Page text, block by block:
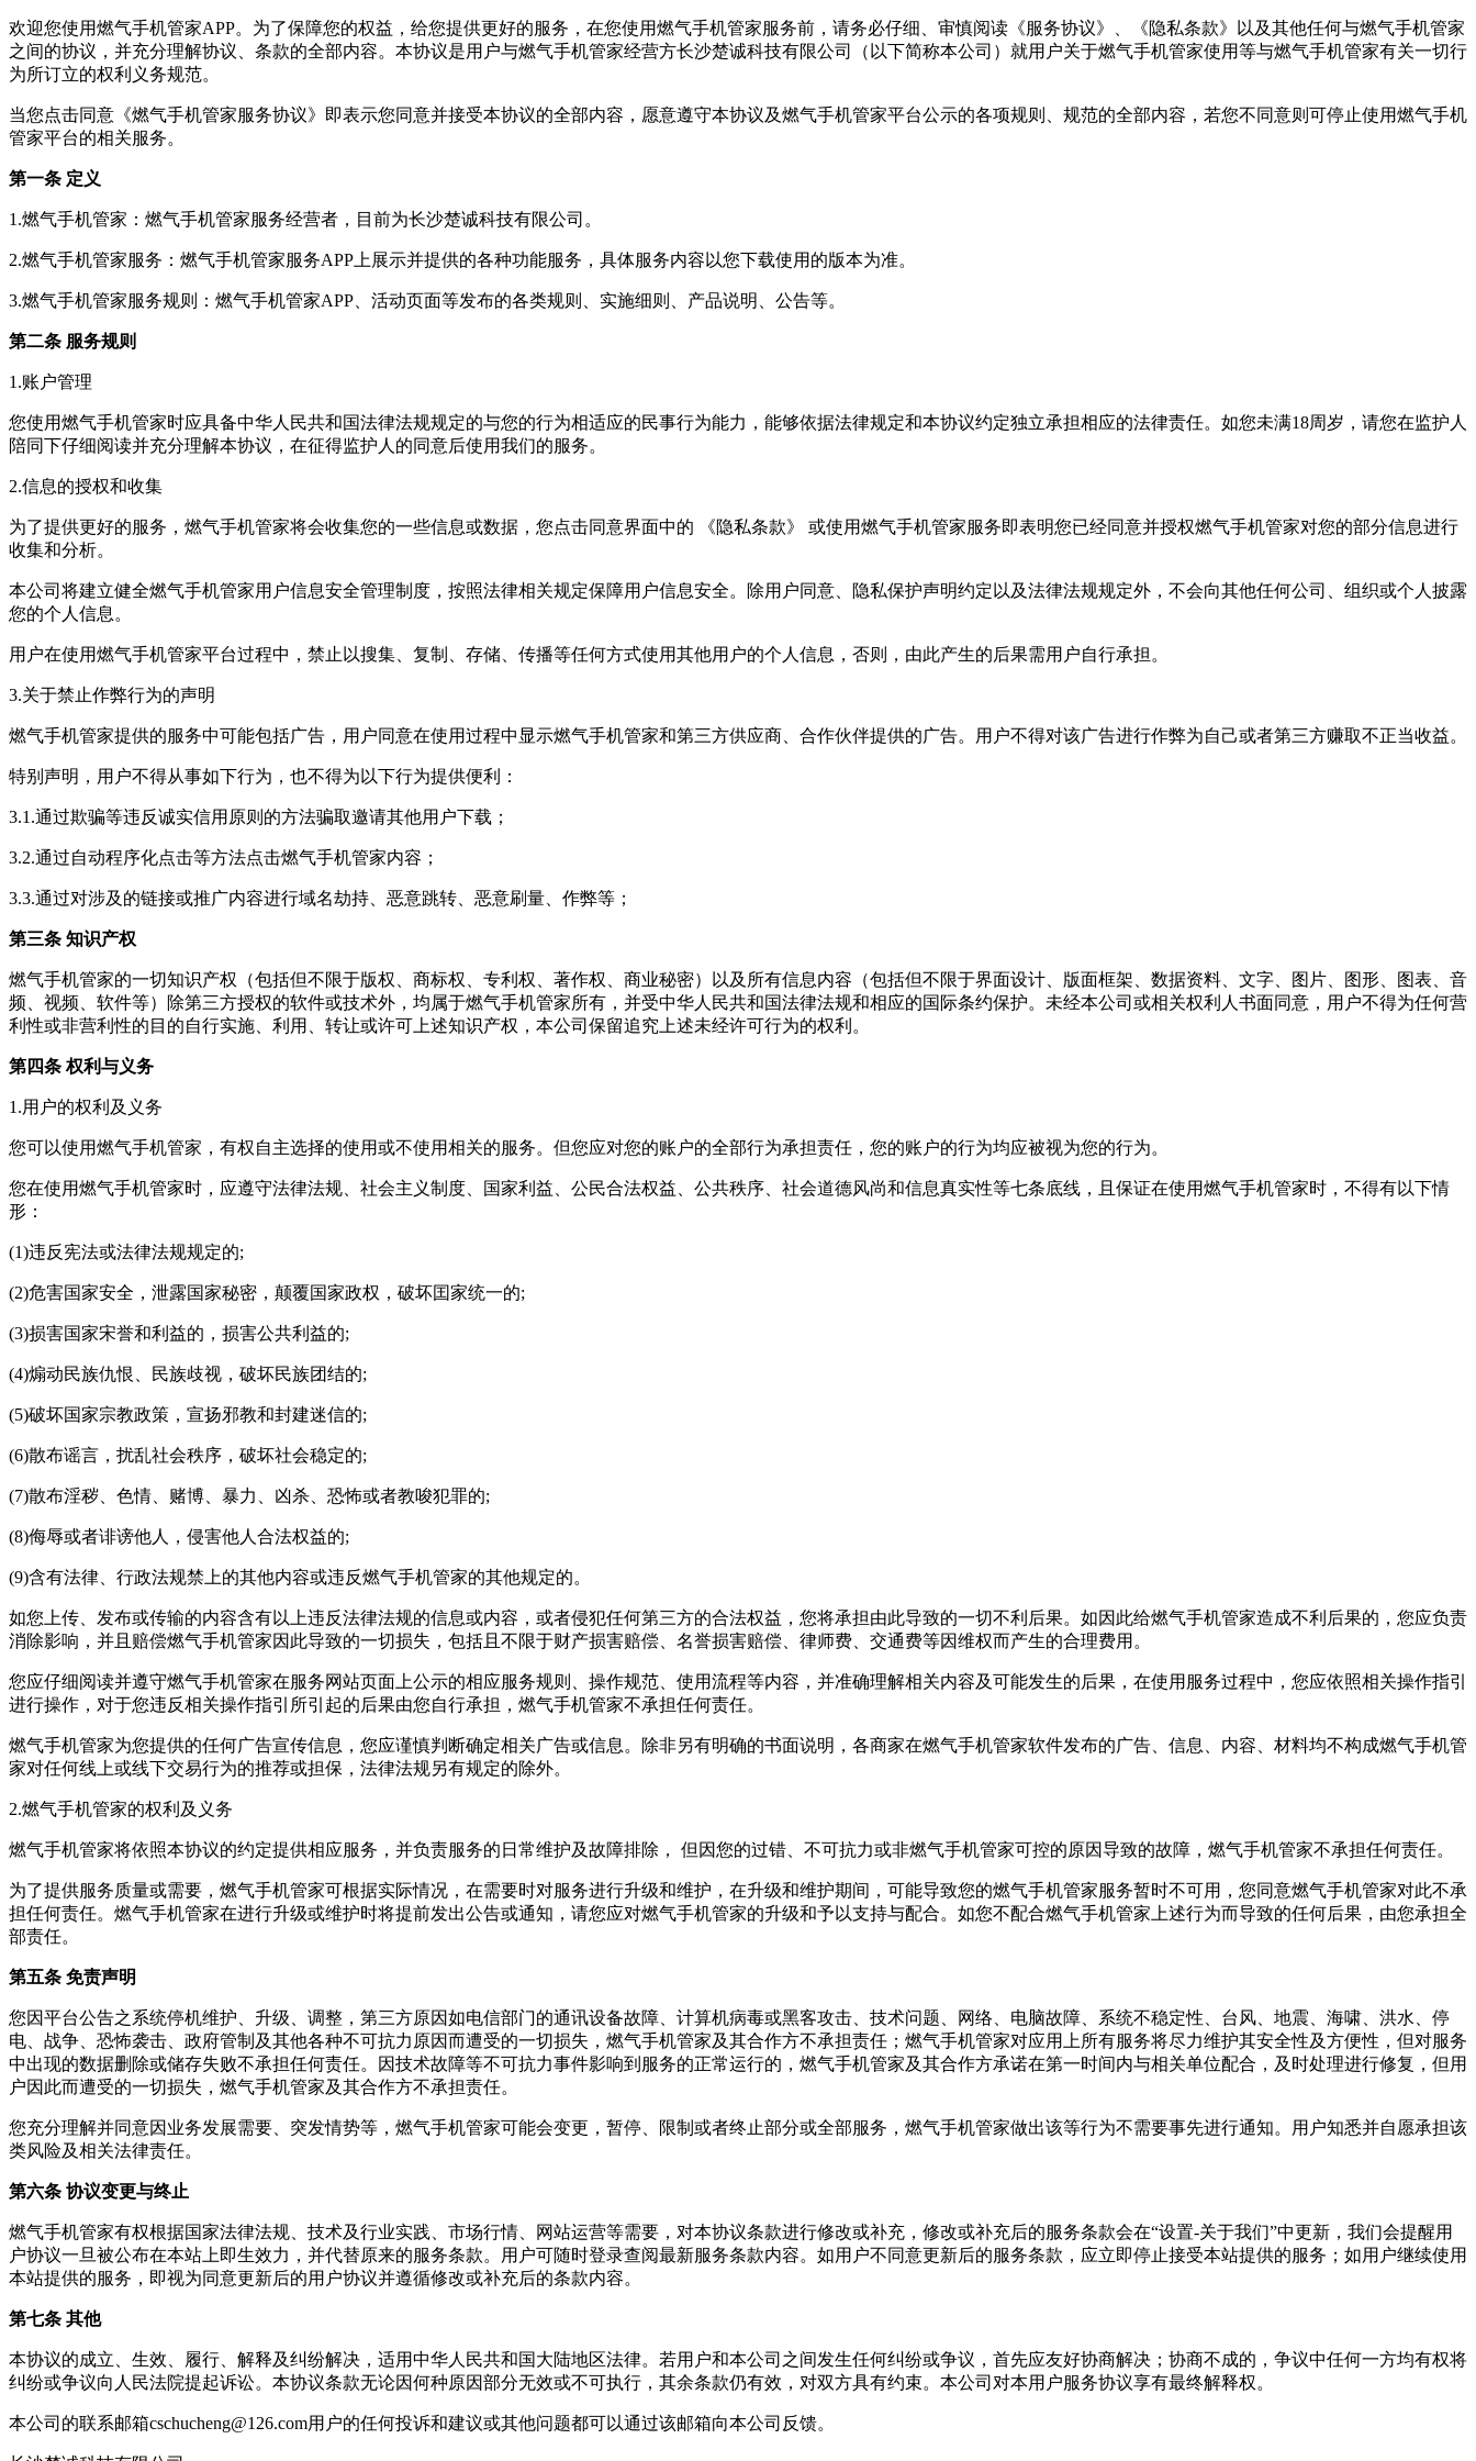
欢迎您使用燃气手机管家APP。为了保障您的权益，给您提供更好的服务，在您使用燃气手机管家服务前，请务必仔细、审慎阅读《服务协议》、《隐私条款》以及其他任何与燃气手机管家
之间的协议，并充分理解协议、条款的全部内容。本协议是用户与燃气手机管家经营方长沙楚诚科技有限公司 （以下简称本公司）就用户关于燃气手机管家使用等与燃气手机管家有关一切行
为所订立的权利义务规范。
当您点击同意《燃气手机管家服务协议》即表示您同意并接受本协议的全部内容，愿意遵守本协议及燃气手机管家平台公示的各项规则、规范的全部内容，若您不同意则可停止使用燃气手机
管家平台的相关服务。
第一条 定义
1.燃气手机管家 ： 燃气手机管家服务经营者，目前为长沙楚诚科技有限公司 。
2.燃气手机管家服务： 燃气手机管家服务APP上展示并提供的各种功能服务，具体服务内容以您下载使用的版本为准。
3.燃气手机管家服务规则： 燃气手机管家APP、活动页面等发布的各类规则、实施细则、产品说明、公告等。
第二条 服务规则
1.账户管理
您使用燃气手机管家时应具备中华人民共和国法律法规规定的与您的行为相适应的民事行为能力，能够依据法律规定和本协议约定独立承担相应的法律责任。如您未满18周岁，请您在监护人
陪同下仔细阅读并充分理解本协议，在征得监护人的同意后使用我们的服务。
2.信息的授权和收集
为了提供更好的服务， 燃气手机管家将会收集您的一些信息或数据，您点击同意界面中的 《隐私条款》 或使用燃气手机管家服务即表明您已经同意并授权燃气手机管家对您的部分信息进行
收集和分析。
本公司将建立健全燃气手机管家用户信息安全管理制度，按照法律相关规定保障用户信息安全。除用户同意、隐私保护声明约定以及法律法规规定外，不会向其他任何公司、组织或个人披露
您的个人信息。
用户在使用燃气手机管家平台过程中，禁止以搜集、复制、存储、传播等任何方式使用其他用户的个人信息，否则，由此产生的后果需用户自行承担。
3.关于禁止作弊行为的声明
燃气手机管家提供的服务中可能包括广告，用户同意在使用过程中显示燃气手机管家和第三方供应商、合作伙伴提供的广告。用户不得对该广告进行作弊为自己或者第三方赚取不正当收益。
特别声明，用户不得从事如下行为，也不得为以下行为提供便利：
3.1.通过欺骗等违反诚实信用原则的方法骗取邀请其他用户下载；
3.2.通过自动程序化点击等方法点击燃气手机管家内容；
3.3.通过对涉及的链接或推广内容进行域名劫持、恶意跳转、恶意刷量、作弊等；
第三条 知识产权
燃气手机管家的一切知识产权（包括但不限于版权、商标权、专利权、著作权、商业秘密）以及所有信息内容（包括但不限于界面设计、版面框架、数据资料、文字、图片、图形、图表、音
频、视频、软件等）除第三方授权的软件或技术外，均属于燃气手机管家所有，并受中华人民共和国法律法规和相应的国际条约保护。未经本公司或相关权利人书面同意，用户不得为任何营
利性或非营利性的目的自行实施、利用、转让或许可上述知识产权，本公司保留追究上述未经许可行为的权利。
第四条 权利与义务
1.用户的权利及义务
您可以使用燃气手机管家 ，有权自主选择的使用或不使用相关的服务。但您应对您的账户的全部行为承担责任，您的账户的行为均应被视为您的行为。
您在使用燃气手机管家时，应遵守法律法规、社会主义制度、国家利益、公民合法权益、公共秩序、社会道德风尚和信息真实性等七条底线，且保证在使用燃气手机管家时，不得有以下情
形：
(1)违反宪法或法律法规规定的;
(2)危害国家安全，泄露国家秘密，颠覆国家政权，破坏囯家统一的;
(3)损害国家宋誉和利益的，损害公共利益的;
(4)煽动民族仇恨、民族歧视，破坏民族团结的;
(5)破坏国家宗教政策，宣扬邪教和封建迷信的;
(6)散布谣言，扰乱社会秩序，破坏社会稳定的;
(7)散布淫秽、色情、赌博、暴力、凶杀、恐怖或者教唆犯罪的;
(8)侮辱或者诽谤他人，侵害他人合法权益的;
(9)含有法律、行政法规禁上的其他内容或违反燃气手机管家的其他规定的。
如您上传、发布或传输的内容含有以上违反法律法规的信息或内容，或者侵犯任何第三方的合法权益，您将承担由此导致的一切不利后果。如因此给燃气手机管家造成不利后果的，您应负责
消除影响，并且赔偿燃气手机管家因此导致的一切损失，包括且不限于财产损害赔偿、名誉损害赔偿、律师费、交通费等因维权而产生的合理费用。
您应仔细阅读并遵守燃气手机管家在服务网站页面上公示的相应服务规则、操作规范、使用流程等内容，并准确理解相关内容及可能发生的后果，在使用服务过程中，您应依照相关操作指引
进行操作，对于您违反相关操作指引所引起的后果由您自行承担， 燃气手机管家不承担任何责任。
燃气手机管家为您提供的任何广告宣传信息，您应谨慎判断确定相关广告或信息。除非另有明确的书面说明，各商家在燃气手机管家软件发布的广告、信息、内容、材料均不构成燃气手机管
家对任何线上或线下交易行为的推荐或担保，法律法规另有规定的除外。
2.燃气手机管家的权利及义务
燃气手机管家将依照本协议的约定提供相应服务，并负责服务的日常维护及故障排除， 但因您的过错、不可抗力或非燃气手机管家可控的原因导致的故障， 燃气手机管家不承担任何责任。
为了提供服务质量或需要， 燃气手机管家可根据实际情况，在需要时对服务进行升级和维护，在升级和维护期间，可能导致您的燃气手机管家服务暂时不可用，您同意燃气手机管家对此不承
担任何责任。 燃气手机管家在进行升级或维护时将提前发出公告或通知，请您应对燃气手机管家的升级和予以支持与配合。如您不配合燃气手机管家 上述行为而导致的任何后果，由您承担全
部责任。
第五条 免责声明
您因平台公告之系统停机维护、升级、调整，第三方原因如电信部门的通讯设备故障、计算机病毒或黑客攻击、技术问题、网络、电脑故障、系统不稳定性、台风、地震、海啸、洪水、停
电、战争、恐怖袭击、政府管制及其他各种不可抗力原因而遭受的一切损失， 燃气手机管家及其合作方不承担责任； 燃气手机管家对应用上所有服务将尽力维护其安全性及方便性，但对服务
中出现的数据删除或储存失败不承担任何责任。因技术故障等不可抗力事件影响到服务的正常运行的， 燃气手机管家及其合作方承诺在第一时间内与相关单位配合，及时处理进行修复，但用
户因此而遭受的一切损失， 燃气手机管家及其合作方不承担责任。
您充分理解并同意因业务发展需要、突发情势等， 燃气手机管家可能会变更，暂停、限制或者终止部分或全部服务， 燃气手机管家做出该等行为不需要事先进行通知。用户知悉并自愿承担该
类风险及相关法律责任。
第六条 协议变更与终止
燃气手机管家有权根据国家法律法规、技术及行业实践、市场行情、网站运营等需要，对本协议条款进行修改或补充，修改或补充后的服务条款会在“设置-关于我们”中更新，我们会提醒用
户协议一旦被公布在本站上即生效力，并代替原来的服务条款。用户可随时登录查阅最新服务条款内容。如用户不同意更新后的服务条款，应立即停止接受本站提供的服务；如用户继续使用
本站提供的服务，即视为同意更新后的用户协议并遵循修改或补充后的条款内容。
第七条 其他
本协议的成立、生效、履行、解释及纠纷解决，适用中华人民共和国大陆地区法律。若用户和本公司之间发生任何纠纷或争议，首先应友好协商解决；协商不成的，争议中任何一方均有权将
纠纷或争议向人民法院提起诉讼。本协议条款无论因何种原因部分无效或不可执行，其余条款仍有效，对双方具有约束。本公司对本用户服务协议享有最终解释权。
本公司的联系邮箱cschucheng@126.com用户的任何投诉和建议或其他问题都可以通过该邮箱向本公司反馈。